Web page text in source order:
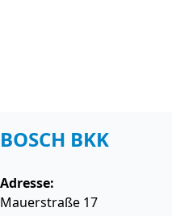
BOSCH BKK
Adresse:
Mauerstraße 17